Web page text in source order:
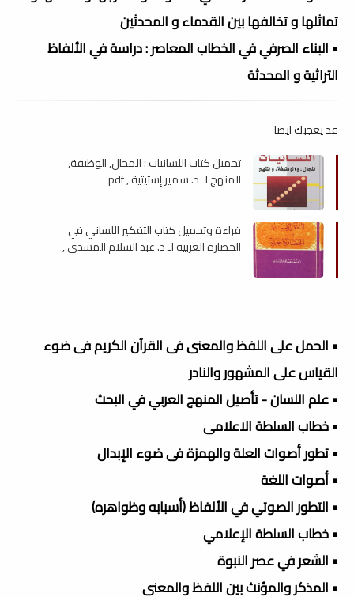
تماثلها و تخالفها بين القدماء و المحدثين
• البناء الصرفي في الخطاب المعاصر : دراسة في الألفاظ
التراثية و المحدثة
قد يعجبك ايضا
تحميل كتاب اللسانيات ؛ المجال, الوظيفة,
المنهج لـ د. سمير إستيتية , pdf
قراءة وتحميل كتاب التفكير اللساني في
الحضارة العربية لـ د. عبد السلام المسدي ,
• الحمل على اللفظ والمعنى فى القرآن الكريم فى ضوء
القياس على المشهور والنادر
• علم اللسان - تأصيل المنهج العربي في البحث
• خطاب السلطة الاعلامى
• تطور أصوات العلة والهمزة فى ضوء الإبدال
• أصوات اللغة
• التطور الصوتي في الألفاظ (أسبابه وظواهره)
• خطاب السلطة الإعلامي
• الشعر في عصر النبوة
• المذكر والمؤنث بين اللفظ والمعنى